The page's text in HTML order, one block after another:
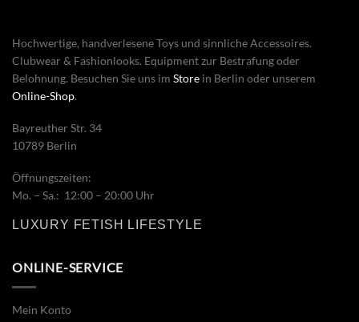
Hochwertige, handverlesene Toys und sinnliche Accessoires.
Clubwear & Fashionlooks. Equipment zur Bestrafung oder
Belohnung. Besuchen Sie uns im Store in Berlin oder unserem
Online-Shop.
Bayreuther Str. 34
10789 Berlin
Öffnungszeiten:
Mo. – Sa.: 12:00 – 20:00 Uhr
LUXURY FETISH LIFESTYLE
ONLINE-SERVICE
Mein Konto